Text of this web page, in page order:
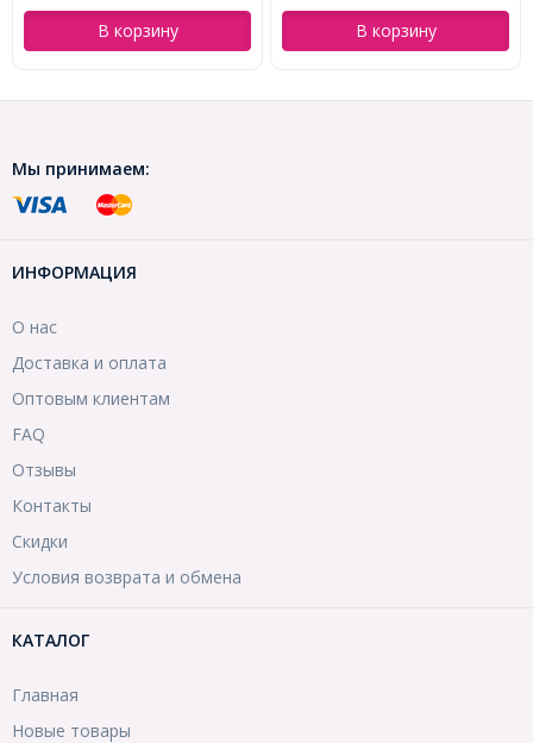
В корзину В корзину
Мы принимаем:
ИНФОРМАЦИЯ
О нас
Доставка и оплата
Оптовым клиентам
FAQ
Отзывы
Контакты
Скидки
Условия возврата и обмена
КАТАЛОГ
Главная
Новые товары